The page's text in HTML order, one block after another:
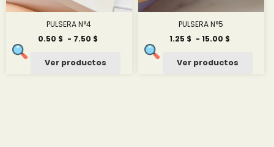
PULSERA N°4
0.50 $ - 7.50 $
desde
Ver productos
PULSERA N°5
1.25 $ - 15.00 $
desde
Ver productos